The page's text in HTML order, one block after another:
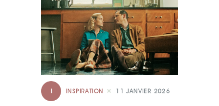
I INSPIRATION 11 JANVIER 2026